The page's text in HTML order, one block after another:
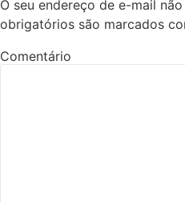
O seu endereço de e-mail
obrigatórios são marcados
Comentário